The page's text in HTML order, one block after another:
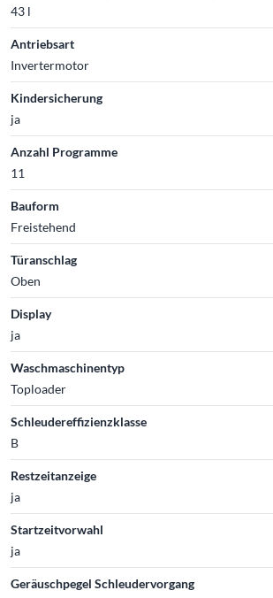
43 l
Antriebsart
Invertermotor
Kindersicherung
ja
Anzahl Programme
11
Bauform
Freistehend
Türanschlag
Oben
Display
ja
Waschmaschinentyp
Toploader
Schleudereffizienzklasse
B
Restzeitanzeige
ja
Startzeitvorwahl
ja
Geräuschpegel Schleudervorgang